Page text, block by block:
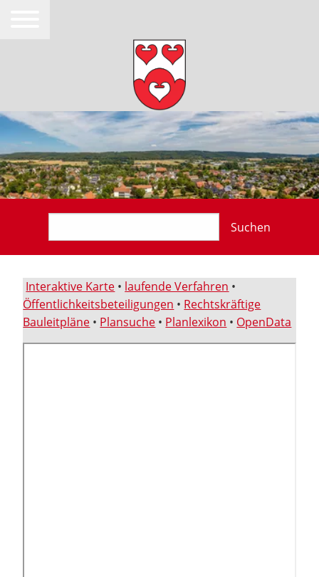
Suchen
Interaktive Karte • laufende Verfahren •
Öffentlichkeitsbeteiligungen • Rechtskräftige
Bauleitpläne • Plansuche • Planlexikon • OpenData